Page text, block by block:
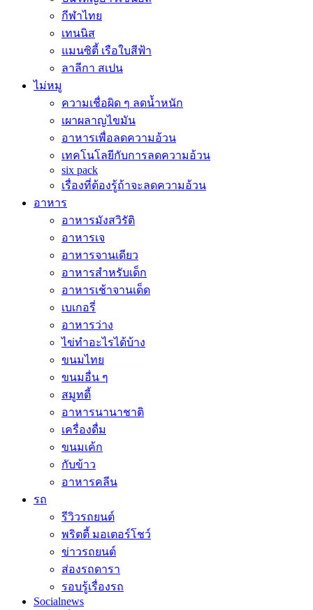
กีฬาไทย
เทนนิส
แมนซิตี้ เรือใบสีฟ้า
ลาลีกา สเปน
ไม่หมู
ความเชื่อผิด ๆ ลดน้ำหนัก
เผาผลาญไขมัน
อาหารเพื่อลดความอ้วน
เทคโนโลยีกับการลดความอ้วน
six pack
เรื่องที่ต้องรู้ถ้าจะลดความอ้วน
อาหาร
อาหารมังสวิรัติ
อาหารเจ
อาหารจานเดียว
อาหารสำหรับเด็ก
อาหารเช้าจานเด็ด
เบเกอรี่
อาหารว่าง
ไข่ทำอะไรได้บ้าง
ขนมไทย
ขนมอื่น ๆ
สมูทตี้
อาหารนานาชาติ
เครื่องดื่ม
ขนมเค้ก
กับข้าว
อาหารคลีน
รถ
รีวิวรถยนต์
พริตตี้ มอเตอร์โชว์
ข่าวรถยนต์
ส่องรถดารา
รอบรู้เรื่องรถ
Socialnews